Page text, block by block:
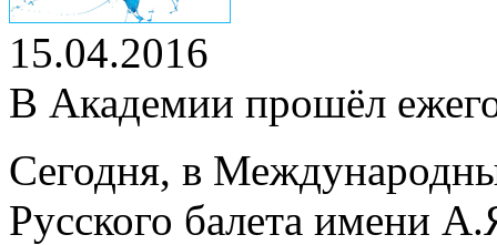
15.04.2016
В Академии прошёл
Сегодня, в
Русского балета имени